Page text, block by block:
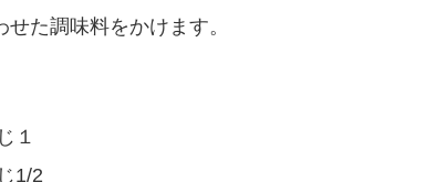
た調味料をかけます。
１
1/2